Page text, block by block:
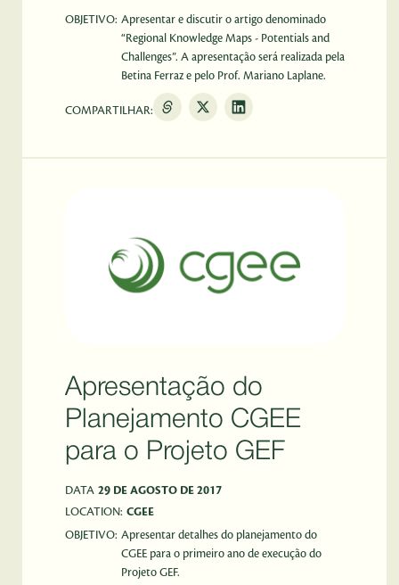
OBJETIVO: Apresentar e discutir o artigo denominado
“Regional Knowledge Maps - Potentials and
Challenges”. A apresentação será realizada pela
Betina Ferraz e pelo Prof. Mariano Laplane.
COMPARTILHAR:
Apresentação do
Planejamento CGEE
para o Projeto GEF
DATA 29 DE AGOSTO DE 2017
LOCATION: CGEE
OBJETIVO: Apresentar detalhes do planejamento do
CGEE para o primeiro ano de execução do
Projeto GEF.